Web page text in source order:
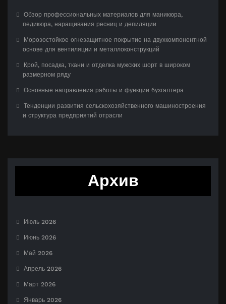
Обзор профессиональных материалов для маникюра,
педикюра, наращивания ресниц и депиляции
Морозостойкое огнезащитное покрытие на двухкомпонентной
основе для вентиляции и металлоконструкций
Крой, посадка, ткани и отделка мужских шорт в широком
размерном ряду
Основные направления работы и функции бухгалтера
Тенденции развития сельскохозяйственного машиностроения
и структура предприятий отрасли
Архив
Июль 2026
Июнь 2026
Май 2026
Апрель 2026
Март 2026
Январь 2026